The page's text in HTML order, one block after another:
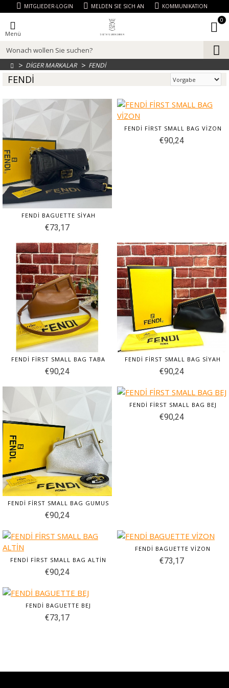
MITGLIEDER-LOGIN MELDEN SIE SICH AN KOMMUNIKATION
Menü
0
DİGER MARKALAR FENDİ
FENDİ
FENDİ BAGUETTE SİYAH
€73,17
FENDİ FİRST SMALL BAG VİZON
€90,24
FENDİ FİRST SMALL BAG TABA
€90,24
FENDİ FİRST SMALL BAG SİYAH
€90,24
FENDİ FİRST SMALL BAG GUMUS
€90,24
FENDİ FİRST SMALL BAG BEJ
€90,24
FENDİ FİRST SMALL BAG ALTİN
€90,24
FENDİ BAGUETTE VİZON
€73,17
FENDİ BAGUETTE BEJ
€73,17